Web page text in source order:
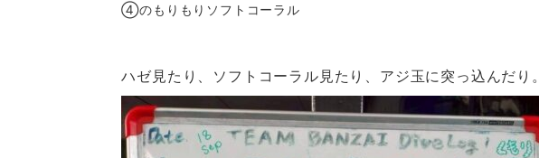
④のもりもりソフトコーラル
ハゼ見たり、ソフトコーラル見たり、アジ玉に突っ込んだり。